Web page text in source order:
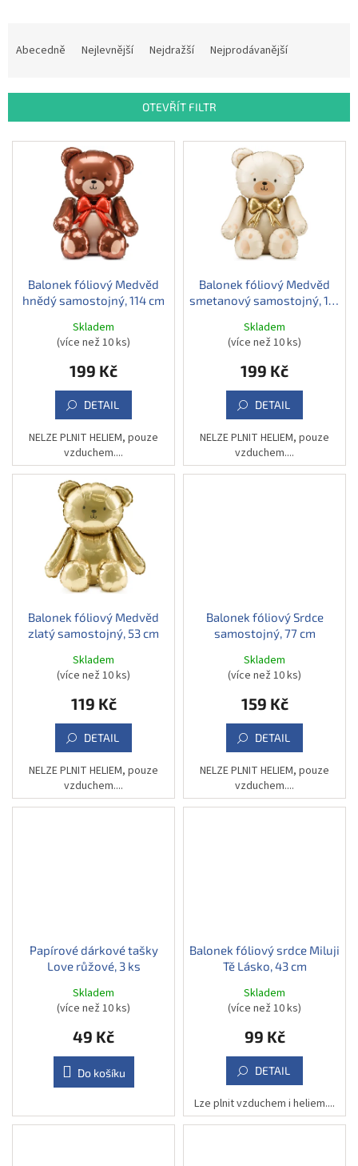
í
p
Abecedně Nejlevnější Nejdražší Nejprodávanější
OTEVŘÍT FILTR
V
Balonek fóliový Medvěd
hnědý samostojný, 114 cm
Skladem
(více než 10 ks)
199 Kč
DETAIL
NELZE PLNIT HELIEM, pouze
vzduchem....
Balonek fóliový Medvěd
smetanový samostojný, 112
Skladem
(více než 10 ks)
199 Kč
DETAIL
NELZE PLNIT HELIEM, pouze
vzduchem....
Balonek fóliový Medvěd
zlatý samostojný, 53 cm
Skladem
(více než 10 ks)
119 Kč
DETAIL
NELZE PLNIT HELIEM, pouze
vzduchem....
Balonek fóliový Srdce
samostojný, 77 cm
Skladem
(více než 10 ks)
159 Kč
DETAIL
NELZE PLNIT HELIEM, pouze
vzduchem....
Papírové dárkové tašky
Love růžové, 3 ks
Skladem
(více než 10 ks)
49 Kč
Do košíku
Balonek fóliový srdce Miluji
Tě Lásko, 43 cm
Skladem
(více než 10 ks)
99 Kč
DETAIL
Lze plnit vzduchem i heliem....